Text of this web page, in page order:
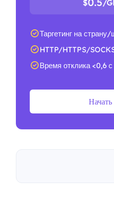
$ /
Таргетинг на
HTTP/HTTPS/
Время отклика <0,6 с
Начать